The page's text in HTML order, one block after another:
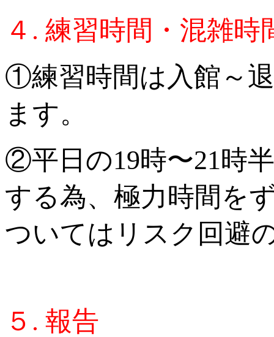
４. 練習時間・混雑時
①練習時間は入館～
ます。
②平日の19時〜21時
する為、極力時間を
ついてはリスク回避
５. 報告